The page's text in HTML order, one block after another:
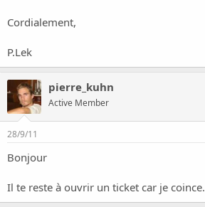
Cordialement,
P.Lek
pierre_kuhn
Active Member
28/9/11
Bonjour
Il te reste à ouvrir un ticket car je coince.